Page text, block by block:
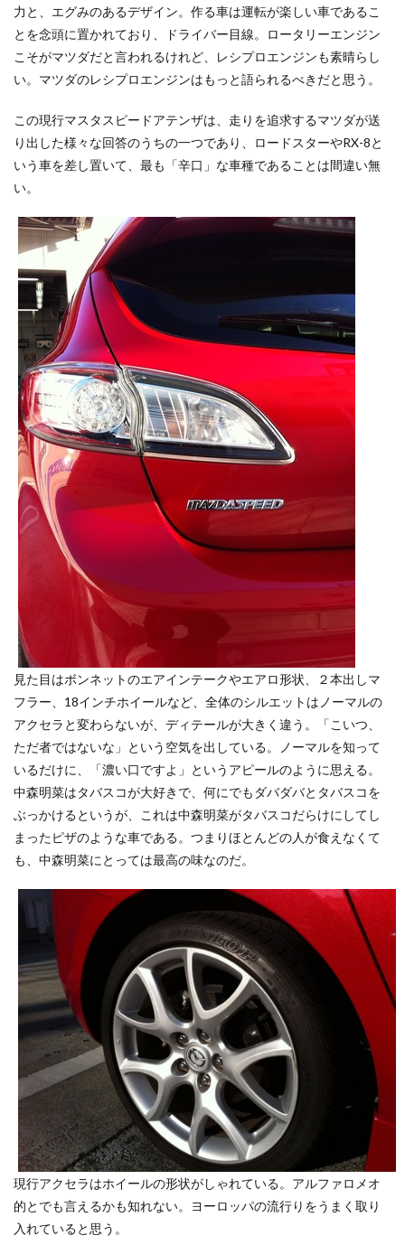
力と、エグみのあるデザイン。作る車は運転が楽しい車であるこ
とを念頭に置かれており、ドライバー目線。ロータリーエンジン
こそがマツダだと言われるけれど、レシプロエンジンも素晴らし
い。マツダのレシプロエンジンはもっと語られるべきだと思う。
この現行マスタスピードアテンザは、走りを追求するマツダが送
り出した様々な回答のうちの一つであり、ロードスターやRX-8と
いう車を差し置いて、最も「辛口」な車種であることは間違い無
い。
見た目はボンネットのエアインテークやエアロ形状、２本出しマ
フラー、18インチホイールなど、全体のシルエットはノーマルの
アクセラと変わらないが、ディテールが大きく違う。「こいつ、
ただ者ではないな」という空気を出している。ノーマルを知って
いるだけに、「濃い口ですよ」というアピールのように思える。
中森明菜はタバスコが大好きで、何にでもダバダバとタバスコを
ぶっかけるというが、これは中森明菜がタバスコだらけにしてし
まったピザのような車である。つまりほとんどの人が食えなくて
も、中森明菜にとっては最高の味なのだ。
現行アクセラはホイールの形状がしゃれている。アルファロメオ
的とでも言えるかも知れない。ヨーロッパの流行りをうまく取り
入れていると思う。